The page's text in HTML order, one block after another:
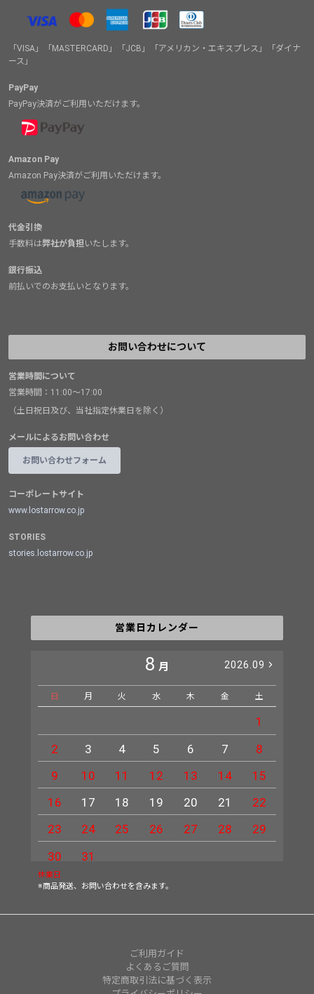
「VISA」「MASTERCARD」「JCB」「アメリカン・エキスプレス」「ダイナ
ース」
PayPay
PayPay決済がご利用いただけます。
Amazon Pay
Amazon Pay決済がご利用いただけます。
代金引換
手数料は弊社が負担いたします。
銀行振込
前払いでのお支払いとなります。
お問い合わせについて
営業時間について
営業時間：11:00～17:00
（土日祝日及び、当社指定休業日を除く）
メールによるお問い合わせ
お問い合わせフォーム
コーポレートサイト
www.lostarrow.co.jp
STORIES
stories.lostarrow.co.jp
営業日カレンダー
8 月 2026.09
日 月 火 水 木 金 土
1
2
3 4 5 6 7
8
9
10 11 12 13 14
15
16
17 18 19 20 21
22
23
24 25 26 27 28
29
30
31
休業日
※商品発送、お問い合わせを含みます。
ご利用ガイド
よくあるご質問
特定商取引法に基づく表示